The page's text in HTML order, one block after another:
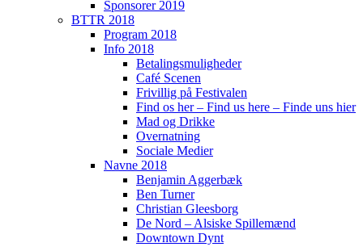
Sponsorer 2019
BTTR 2018
Program 2018
Info 2018
Betalingsmuligheder
Café Scenen
Frivillig på Festivalen
Find os her – Find us here – Finde uns hier
Mad og Drikke
Overnatning
Sociale Medier
Navne 2018
Benjamin Aggerbæk
Ben Turner
Christian Gleesborg
De Nord – Alsiske Spillemænd
Downtown Dynt